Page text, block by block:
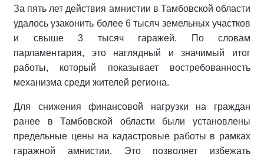
За пять лет действия амнистии в Тамбовской области
удалось узаконить более 6 тысяч земельных участков
и свыше 3 тысяч гаражей. По словам
парламентария, это наглядный и значимый итог
работы, который показывает востребованность
механизма среди жителей региона.
Для снижения финансовой нагрузки на граждан
ранее в Тамбовской области были установлены
предельные цены на кадастровые работы в рамках
гаражной амнистии. Это позволяет избежать